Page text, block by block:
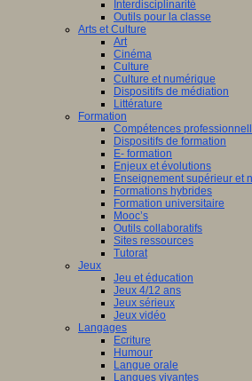
Interdisciplinarité
Outils pour la classe
Arts et Culture
Art
Cinéma
Culture
Culture et numérique
Dispositifs de médiation
Littérature
Formation
Compétences
Dispositifs de formation
E- formation
Enjeux et évolutions
Enseignement supérieur et
Formations hybrides
Formation universitaire
Mooc’s
Outils collaboratifs
Sites ressources
Tutorat
Jeux
Jeu et éducation
Jeux 4/12 ans
Jeux sérieux
Jeux vidéo
Langages
Ecriture
Humour
Langue orale
Langues vivantes